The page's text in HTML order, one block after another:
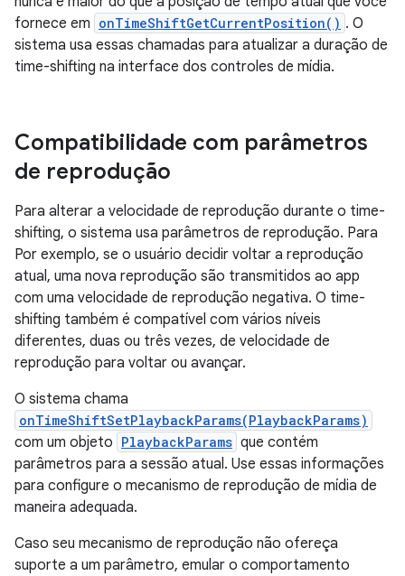
fornece em onTimeShiftGetCurrentPosition() . O
sistema usa essas chamadas para atualizar a duração de
time-shifting na interface dos controles de mídia.
Compatibilidade com parâmetros
de reprodução
Para alterar a velocidade de reprodução durante o time-
shifting, o sistema usa parâmetros de reprodução. Para
Por exemplo, se o usuário decidir voltar a reprodução
atual, uma nova reprodução são transmitidos ao app
com uma velocidade de reprodução negativa. O time-
shifting também é compatível com vários níveis
diferentes, duas ou três vezes, de velocidade de
reprodução para voltar ou avançar.
O sistema chama
onTimeShiftSetPlaybackParams(PlaybackParams)
com um objeto PlaybackParams que contém
parâmetros para a sessão atual. Use essas informações
para configure o mecanismo de reprodução de mídia de
maneira adequada.
Caso seu mecanismo de reprodução não ofereça
suporte a um parâmetro, emular o comportamento